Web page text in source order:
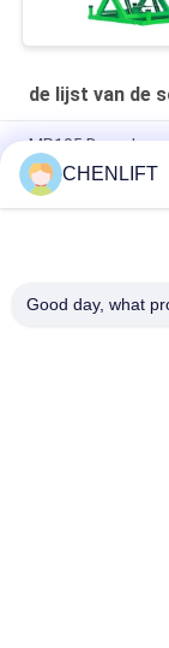
de lijst van de
MP105
materiaal
1110 mm
Zware
CHENLIFT
Good day, what